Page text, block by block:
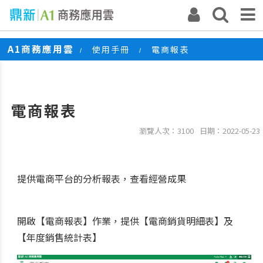
A1商務應用雲 / 使用手冊 / 電商報表
電商報表
瀏覽人次：3100 日期：2022-05-23
提供電商平台的分析報表，查看經營成果
開啟【電商報表】作業，提供【電商銷貨明細表】及
【年度銷售統計表】